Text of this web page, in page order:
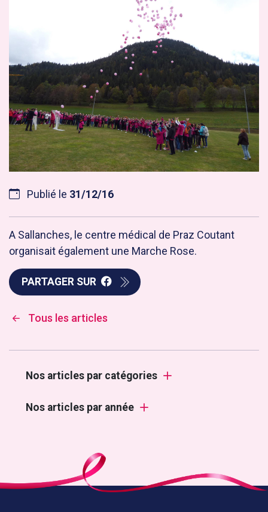
Publié le 31/12/16
A Sallanches, le centre médical de Praz Coutant
organisait également une Marche Rose.
PARTAGER SUR
Tous les articles
Nos articles par catégories
Nos articles par année